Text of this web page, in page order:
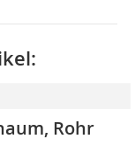
Rohr